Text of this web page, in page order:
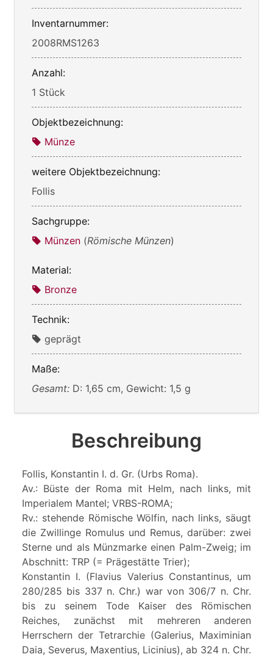
Inventarnummer:
2008RMS1263
Anzahl:
1 Stück
Objektbezeichnung:
Münze
weitere Objektbezeichnung:
Follis
Sachgruppe:
Münzen (Römische Münzen)
Material:
Bronze
Technik:
geprägt
Maße:
Gesamt: D: 1,65 cm, Gewicht: 1,5 g
Beschreibung
Follis, Konstantin I. d. Gr. (Urbs Roma).
Av.: Büste der Roma mit Helm, nach links, mit
Imperialem Mantel; VRBS-ROMA;
Rv.: stehende Römische Wölfin, nach links, säugt
die Zwillinge Romulus und Remus, darüber: zwei
Sterne und als Münzmarke einen Palm-Zweig; im
Abschnitt: TRP (= Prägestätte Trier);
Konstantin I. (Flavius Valerius Constantinus, um
280/285 bis 337 n. Chr.) war von 306/7 n. Chr.
bis zu seinem Tode Kaiser des Römischen
Reiches, zunächst mit mehreren anderen
Herrschern der Tetrarchie (Galerius, Maximinian
Daia, Severus, Maxentius, Licinius), ab 324 n. Chr.